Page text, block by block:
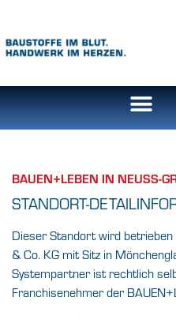
BAUEN+LEBEN IN NEUSS-
STANDORT-
Dieser Standort wird betrieben
& Co. KG mit Sitz in
Systempartner ist rechtlich
Franchisenehmer der